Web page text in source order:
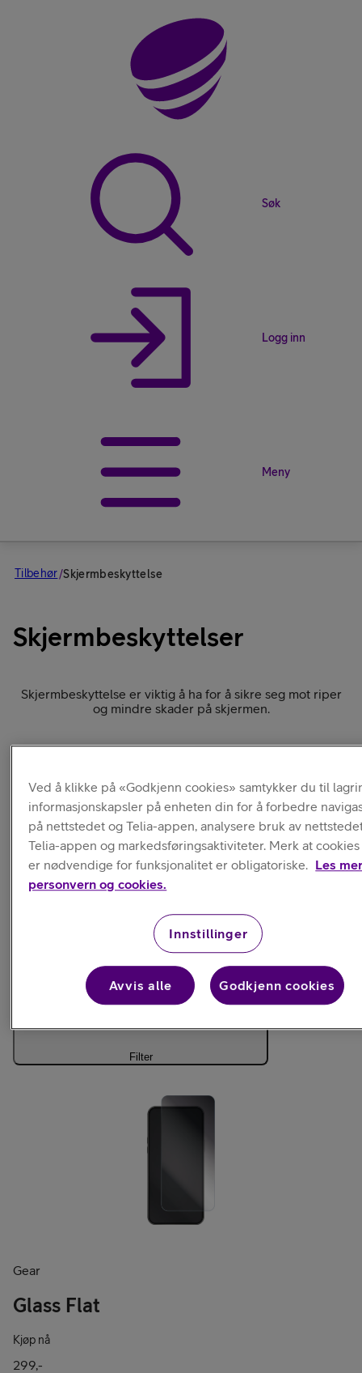
Søk
Logg inn
Meny
Tilbehør/Skjermbeskyttelse
Skjermbeskyttelser
Skjermbeskyttelse er viktig å ha for å sikre seg mot riper
og mindre skader på skjermen.
Filter
Gear
Glass Flat
Kjøp nå
299,-
Ved å klikke på «Godkjenn cookies» samtykker du til
informasjonskapsler på enheten din for å forbedre
på nettstedet og Telia-appen, analysere bruk av
Telia-appen og markedsføringsaktiviteter. Merk at cookies
er nødvendige for funksjonalitet er obligatoriske. Les
personvern og cookies.
Innstillinger
Avvis alle Godkjenn cookies